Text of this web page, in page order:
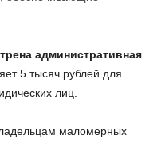
административная
5 тысяч рублей для
лиц.
маломерных